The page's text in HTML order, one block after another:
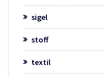
sigel
stoff
textil